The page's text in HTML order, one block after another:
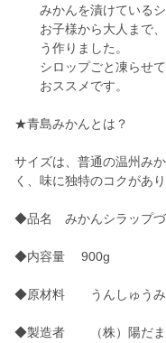
みかんを漬けているシ
お子様から大人まで、
う作りました。
シロップごと凍らせて
おススメです。
★青島みかんとは？
サイズは、普通の温州み
く、味に独特のコクがあ
◆品名 みかんシラップづ
◆内容量 900g
◆原材料 うんしゅうみ
◆製造者 （株）陽だま